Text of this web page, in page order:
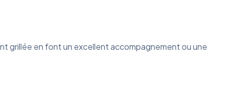
grillée en font un excellent accompagnement ou une